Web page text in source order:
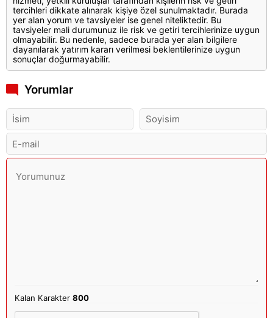
tercihleri dikkate alınarak kişiye özel sunulmaktadır. Burada
yer alan yorum ve tavsiyeler ise genel niteliktedir. Bu
tavsiyeler mali durumunuz ile risk ve getiri tercihlerinize uygun
olmayabilir. Bu nedenle, sadece burada yer alan bilgilere
dayanılarak yatırım kararı verilmesi beklentilerinize uygun
sonuçlar doğurmayabilir.
Yorumlar
Kalan Karakter800